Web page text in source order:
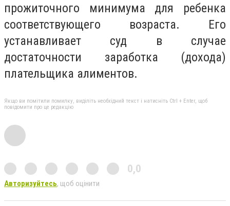
прожиточного минимума для ребенка
соответствующего возраста. Его
устанавливает суд в случае
достаточности заработка (дохода)
плательщика алиментов.
Якщо ви помітили помилку, виділіть необхідний текст і натисніть Ctrl + Enter, щоб
повідомити про це редакцію
0,0
Авторизуйтесь, щоб оцінити